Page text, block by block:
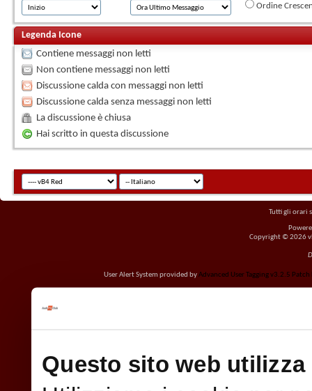
Questo sito web utilizza
Ordine
Legenda Icone
Contiene messaggi non letti
Non contiene messaggi non letti
Discussione calda con messaggi non letti
Discussione calda senza messaggi non letti
La discussione è chiusa
Hai scritto in questa discussione
Tutti gli orari
Copyright © 2026
User Alert System provided byAdvanced User Tagging v3.2.5 Patch